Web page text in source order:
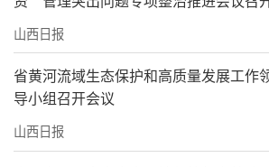
“乡里建了党建工作办公室
心骨；干部上门问冷暖，急事
建引领办实事，日子越过越舒
东秀庄乡郭家河村老党员李大
溜”，边竖起大拇指。
山西日报
省黄河流域生态保护和高质量发展工作
导小组召开会议
山西日报